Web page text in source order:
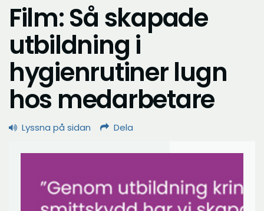
Film: Så skapade
utbildning i
hygienrutiner lugn
hos medarbetare
Lyssna på sidan Dela